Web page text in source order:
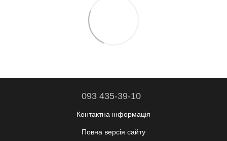
093 435-39-10
Контактна інформація
Повна версія сайту